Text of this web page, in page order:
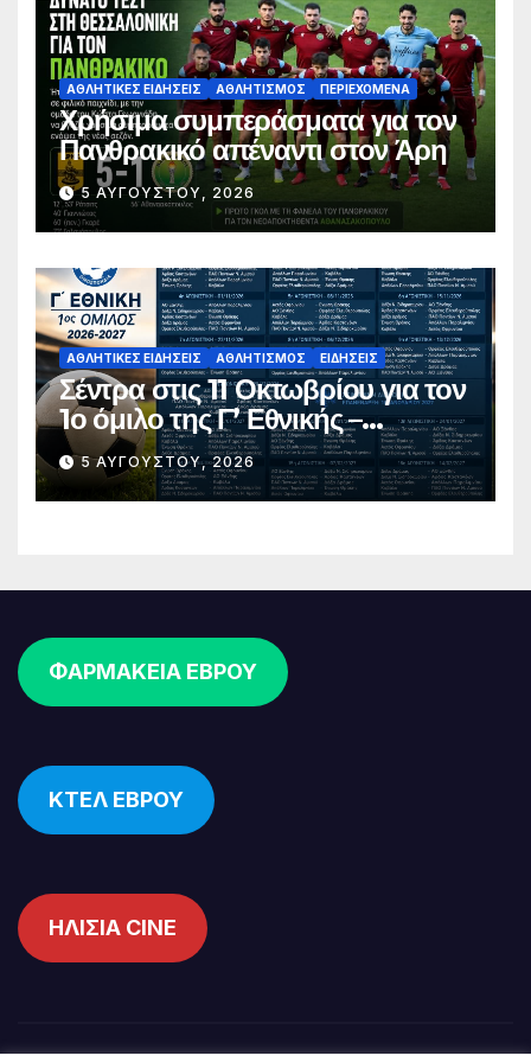
ΑΘΛΗΤΙΚΈΣ ΕΙΔΉΣΕΙΣ ΑΘΛΗΤΙΣΜΌΣ ΠΕΡΙΕΧΌΜΕΝΑ
Χρήσιμα συμπεράσματα για τον
Πανθρακικό απέναντι στον Άρη
5 ΑΥΓΟΎΣΤΟΥ, 2026
ΑΘΛΗΤΙΚΈΣ ΕΙΔΉΣΕΙΣ ΑΘΛΗΤΙΣΜΌΣ ΕΙΔΉΣΕΙΣ
Σέντρα στις 11 Οκτωβρίου για τον
1ο όμιλο της Γ’ Εθνικής –
Ανακοινώθηκε το πλήρες
πρόγραμμα
5 ΑΥΓΟΎΣΤΟΥ, 2026
ΦΑΡΜΑΚΕΙΑ ΕΒΡΟΥ
ΚΤΕΛ ΕΒΡΟΥ
ΗΛΙΣΙΑ CINE